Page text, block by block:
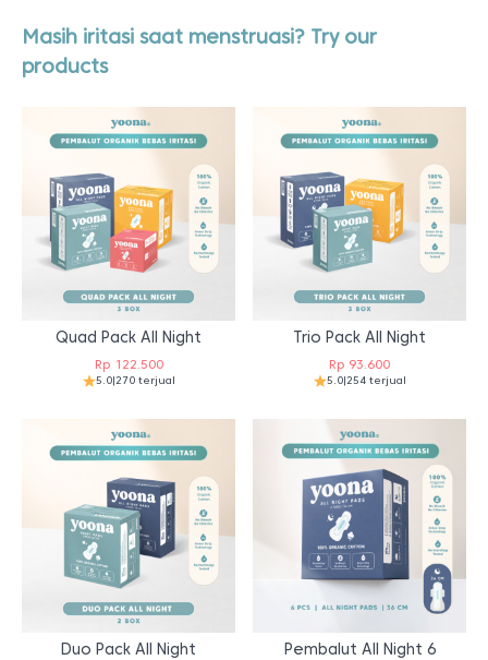
Masih iritasi saat menstruasi? Try our
products
Quad Pack All Night
Rp122.500
5.0|270 terjual
Trio Pack All Night
Rp 93.600
5.0|254 terjual
Duo Pack All Night Pembalut All Night 6